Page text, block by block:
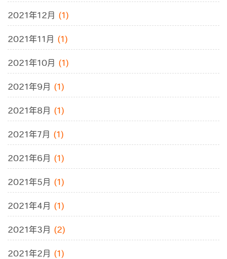
2021年12月 (1)
2021年11月 (1)
2021年10月 (1)
2021年9月 (1)
2021年8月 (1)
2021年7月 (1)
2021年6月 (1)
2021年5月 (1)
2021年4月 (1)
2021年3月 (2)
2021年2月 (1)